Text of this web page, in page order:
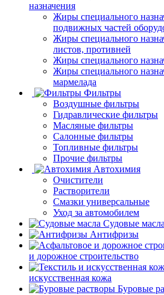
назначения
Жиры специального
подвижных частей
Жиры специального
листов, противней
Жиры специального
Жиры специального
мармелада
Фильтры
Воздушные фильтры
Гидравлические фильтры
Масляные фильтры
Салонные фильтры
Топливные фильтры
Прочие фильтры
Автохимия
Очистители
Растворители
Смазки универсальные
Уход за автомобилем
Судовые масла
Антифризы
и дорожное строительство
искусственная кожа
Буровые